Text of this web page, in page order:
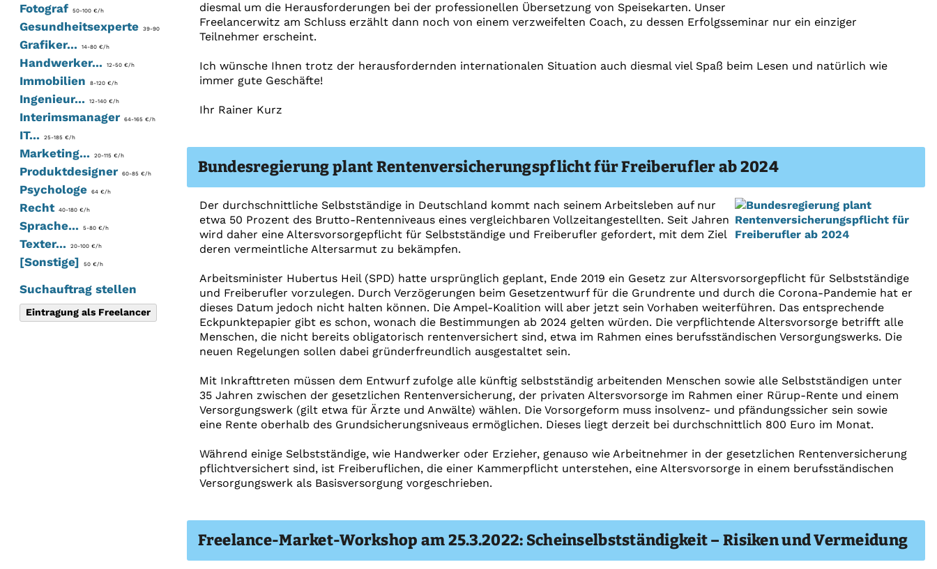
Fotograf 50-100 €/h
Gesundheitsexperte39-90
Grafiker...14-80 €/h
Handwerker...12-50 €/h
Immobilien 8-120 €/h
Ingenieur...12-140 €/h
Interimsmanager 64-165 €/h
IT...25-185 €/h
Marketing...20-115 €/h
Produktdesigner 60-85 €/h
Psychologe64 €/h
Recht40-180 €/h
Sprache...5-80 €/h
Texter...20-100 €/h
[Sonstige] 50 €/h
Suchauftrag stellen
Eintragung als Freelancer
diesmal um die Herausforderungen bei der professionellen Übersetzung von Speisekarten. Unser
Freelancerwitz am Schluss erzählt dann noch von einem verzweifelten Coach, zu dessen Erfolgsseminar nur ein einziger
Teilnehmer erscheint.
Ich wünsche Ihnen trotz der herausfordernden internationalen Situation auch diesmal viel Spaß beim Lesen und natürlich wie
immer gute Geschäfte!
Ihr Rainer Kurz
Bundesregierung plant Rentenversicherungspflicht für Freiberufler ab 2024
Der durchschnittliche Selbstständige in Deutschland kommt nach seinem Arbeitsleben auf nur
etwa 50 Prozent des Brutto-Rentenniveaus eines vergleichbaren Vollzeitangestellten. Seit Jahren
wird daher eine Altersvorsorgepflicht für Selbstständige und Freiberufler gefordert, mit dem Ziel
deren vermeintliche Altersarmut zu bekämpfen.
Arbeitsminister Hubertus Heil (SPD) hatte ursprünglich geplant, Ende 2019 ein Gesetz zur Altersvorsorgepflicht für Selbstständige
und Freiberufler vorzulegen. Durch Verzögerungen beim Gesetzentwurf für die Grundrente und durch die Corona-Pandemie hat er
dieses Datum jedoch nicht halten können. Die Ampel-Koalition will aber jetzt sein Vorhaben weiterführen. Das entsprechende
Eckpunktepapier gibt es schon, wonach die Bestimmungen ab 2024 gelten würden. Die verpflichtende Altersvorsorge betrifft alle
Menschen, die nicht bereits obligatorisch rentenversichert sind, etwa im Rahmen eines berufsständischen Versorgungswerks. Die
neuen Regelungen sollen dabei gründerfreundlich ausgestaltet sein.
Mit Inkrafttreten müssen dem Entwurf zufolge alle künftig selbstständig arbeitenden Menschen sowie alle Selbstständigen unter
35 Jahren zwischen der gesetzlichen Rentenversicherung, der privaten Altersvorsorge im Rahmen einer Rürup-Rente und einem
Versorgungswerk (gilt etwa für Ärzte und Anwälte) wählen. Die Vorsorgeform muss insolvenz- und pfändungssicher sein sowie
eine Rente oberhalb des Grundsicherungsniveaus ermöglichen. Dieses liegt derzeit bei durchschnittlich 800 Euro im Monat.
Während einige Selbstständige, wie Handwerker oder Erzieher, genauso wie Arbeitnehmer in der gesetzlichen Rentenversicherung
pflichtversichert sind, ist Freiberuflichen, die einer Kammerpflicht unterstehen, eine Altersvorsorge in einem berufsständischen
Versorgungswerk als Basisversorgung vorgeschrieben.
Freelance-Market-Workshop am 25.3.2022: Scheinselbstständigkeit – Risiken und Vermeidung